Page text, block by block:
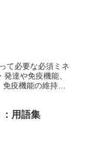
て必要な必須ミネ
達や免疫機能、
疫機能の維持、
用語集